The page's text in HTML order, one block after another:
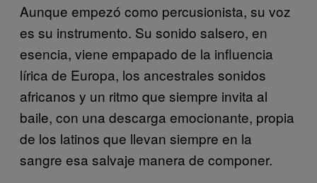
Aunque empezó como percusionista, su voz
es su instrumento. Su sonido salsero, en
esencia, viene empapado de la influencia
lírica de Europa, los ancestrales sonidos
africanos y un ritmo que siempre invita al
baile, con una descarga emocionante, propia
de los latinos que llevan siempre en la
sangre esa salvaje manera de componer.